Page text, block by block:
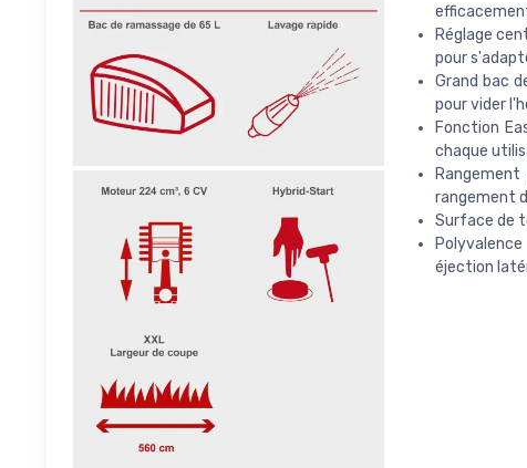
Réglage
pour
Grand bac
pour vider
Fonction
chaque
rangement
Surface de
éjection